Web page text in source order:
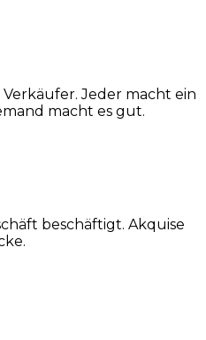
Jeder macht ein
macht es gut.
beschäftigt. Akquise